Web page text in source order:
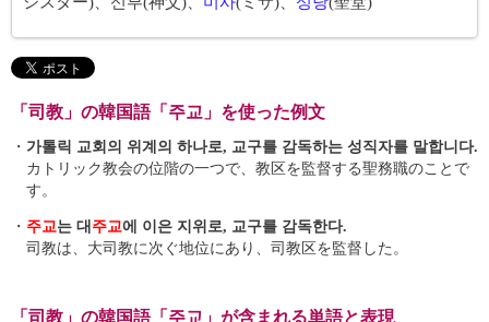
「司教」の韓国語「주교」を使った例文
・ 가톨릭 교회의 위계의 하나로, 교구를 감독하는 성직자를 말합니다.
カトリック教会の位階の一つで、教区を監督する聖務職のことで
す。
・ 주교는 대 주교에 이은 지위로, 교구를 감독한다.
司教は、大司教に次ぐ地位にあり、司教区を監督した。
「司教」の韓国語「주교」が含まれる単語と表現